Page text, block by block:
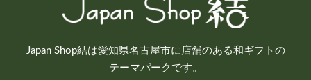
Japan Shop結は愛知県名古屋市に店舗のある和ギフトの
テーマパークです。